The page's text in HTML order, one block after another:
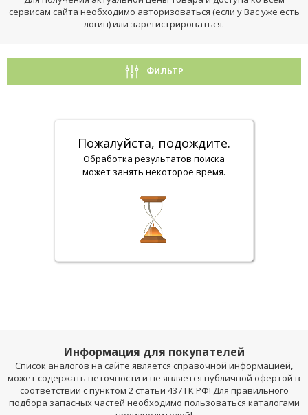
сервисам сайта необходимо авторизоваться (если у Вас уже есть
логин) или зарегистрироваться.
ФИЛЬТР
Пожалуйста, подождите.
Обработка результатов поиска
может занять некоторое время.
Информация для покупателей
Список аналогов на сайте является справочной информацией,
может содержать неточности и не является публичной офертой в
соответствии с пунктом 2 статьи 437 ГК РФ! Для правильного
подбора запасных частей необходимо пользоваться каталогами